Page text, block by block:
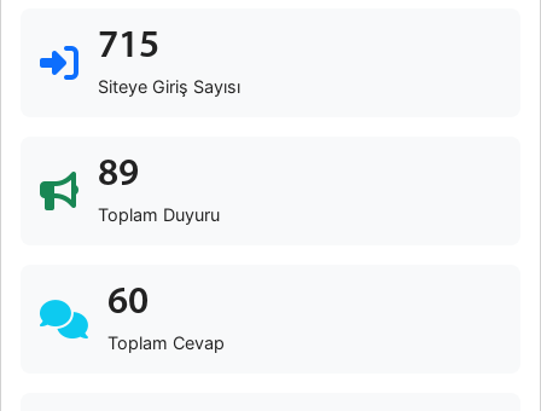
715
Siteye Giriş Sayısı
89
Toplam Duyuru
60
Toplam Cevap